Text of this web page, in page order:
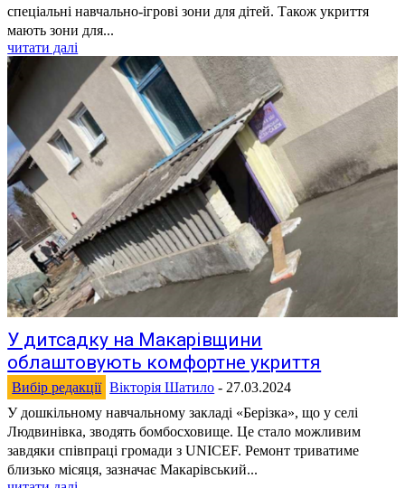
спеціальні навчально-ігрові зони для дітей. Також укриття
мають зони для...
читати далі
У дитсадку на Макарівщини
облаштовують комфортне укриття
Вибір редакції Вікторія Шатило - 27.03.2024
У дошкільному навчальному закладі «Берізка», що у селі
Людвинівка, зводять бомбосховище. Це стало можливим
завдяки співпраці громади з UNICEF. Ремонт триватиме
близько місяця, зазначає Макарівський...